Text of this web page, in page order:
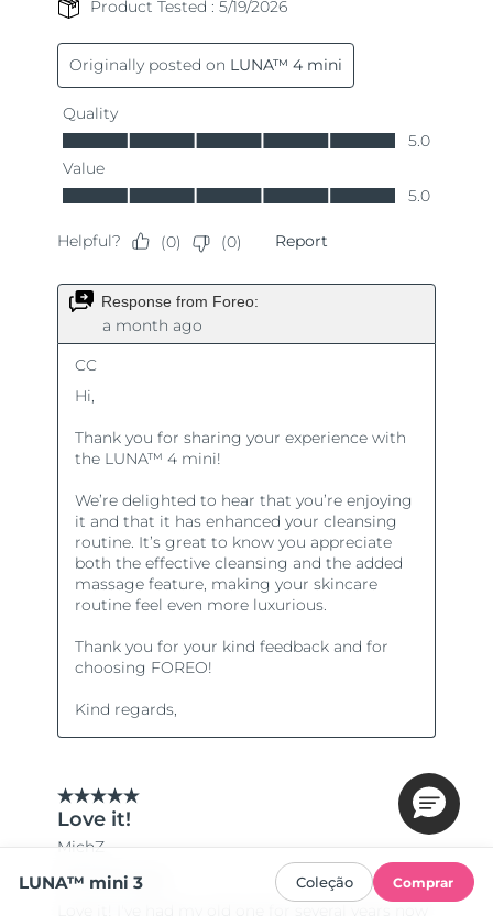
LUNA™ mini 3 Coleção Comprar